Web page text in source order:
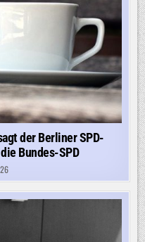
der Berliner SPD-
Bundes-SPD